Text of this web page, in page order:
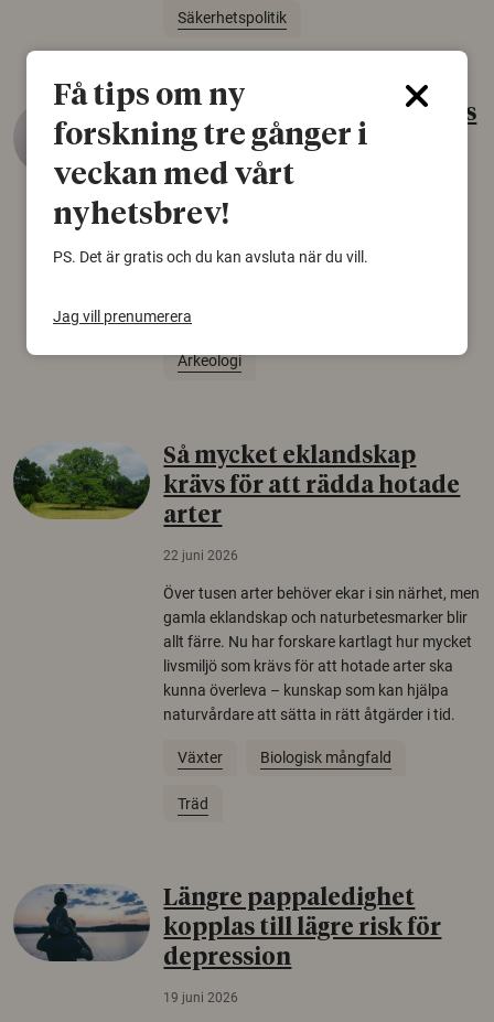
Säkerhetspolitik
Gammalt skinn var Sveriges
äldsta sko
22 juni 2026
Det som arkeologer länge trodde var en
Norden.
Arkeologi
Så mycket eklandskap
krävs för att rädda hotade
arter
22 juni 2026
Över tusen arter behöver ekar i sin närhet, men
gamla eklandskap och naturbetesmarker blir
allt färre. Nu har forskare kartlagt hur mycket
livsmiljö som krävs för att hotade arter ska
kunna överleva – kunskap som kan hjälpa
naturvårdare att sätta in rätt åtgärder i tid.
Växter Biologisk mångfald
Träd
Längre pappaledighet
kopplas till lägre risk för
depression
19 juni 2026
Få tips om ny
forskning tre gånger i
veckan med vårt
nyhetsbrev!
PS. Det är gratis och du kan avsluta när du vill.
Jag vill prenumerera